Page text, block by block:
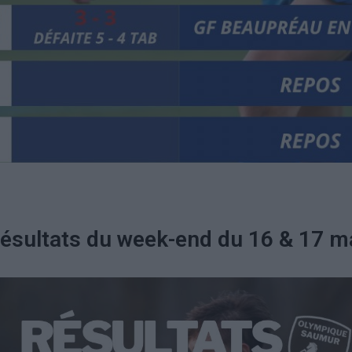
du week-end du 16 & 17